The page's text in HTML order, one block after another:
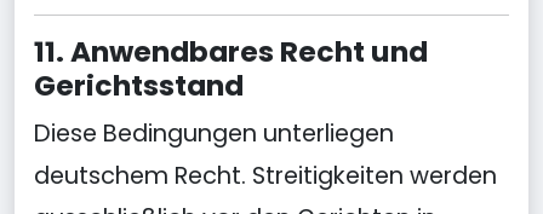
11. Anwendbares Recht und
Gerichtsstand
Diese Bedingungen unterliegen
deutschem Recht. Streitigkeiten werden